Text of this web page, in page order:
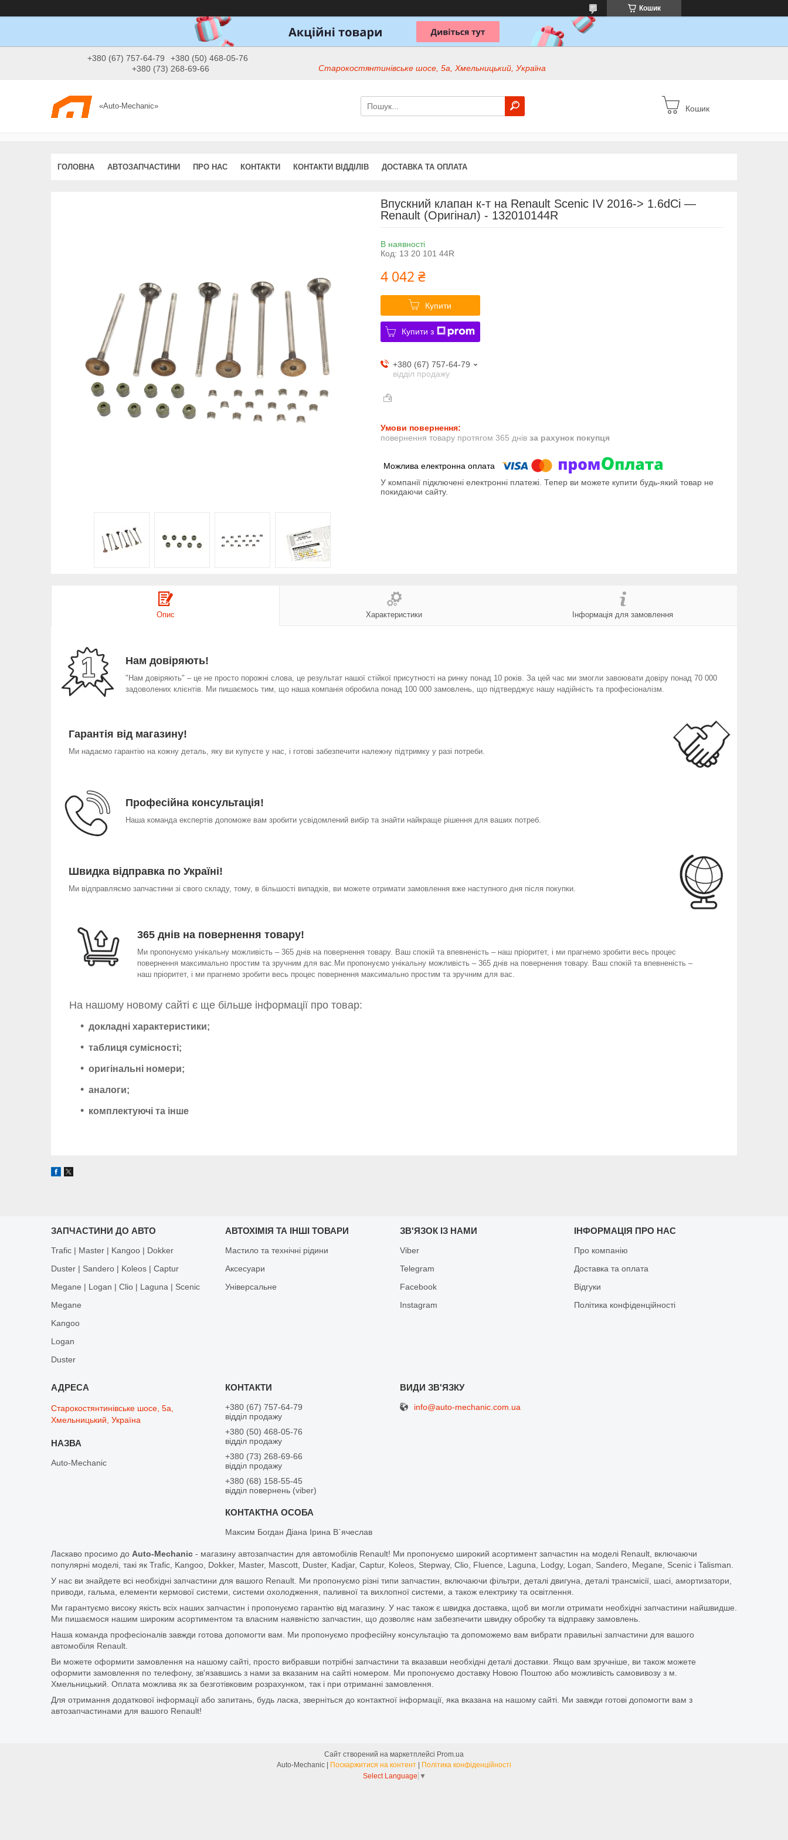
Кошик
+380 (67) 757-64-79
+380 (50) 468-05-76
+380 (73) 268-69-66
Старокостянтинівське шосе, 5а, Хмельницький, Україна
«Auto-Mechanic» Кошик
ГОЛОВНА АВТОЗАПЧАСТИНИ ПРО НАС КОНТАКТИ КОНТАКТИ ВІДДІЛІВ ДОСТАВКА ТА ОПЛАТА
Впускний клапан к-т на Renault Scenic IV 2016-> 1.6dCi —
Renault (Оригінал) - 132010144R
В наявності
Код: 13 20 101 44R
4 042 ₴
Купити
Купити з
+380 (67) 757-64-79
відділ продажу
повернення товару протягом 365 днів за рахунок покупця
У компанії підключені електронні платежі. Тепер ви можете купити будь-який товар не
покидаючи сайту.
Опис Характеристики Інформація для замовлення
Нам довіряють!
"Нам довіряють" – це не просто порожні слова, це результат нашої стійкої присутності на ринку понад 10 років. За цей час ми змогли завоювати довіру понад 70 000
задоволених клієнтів. Ми пишаємось тим, що наша компанія обробила понад 100 000 замовлень, що підтверджує нашу надійність та професіоналізм.
Гарантія від магазину!
Ми надаємо гарантію на кожну деталь, яку ви купуєте у нас, і готові забезпечити належну підтримку у разі потреби.
Професійна консультація!
Наша команда експертів допоможе вам зробити усвідомлений вибір та знайти найкраще рішення для ваших потреб.
Швидка відправка по Україні!
Ми відправляємо запчастини зі свого складу, тому, в більшості випадків, ви можете отримати замовлення вже наступного дня після покупки.
365 днів на повернення товару!
Ми пропонуємо унікальну можливість – 365 днів на повернення товару. Ваш спокій та впевненість – наш пріоритет, і ми прагнемо зробити весь процес
повернення максимально простим та зручним для вас.Ми пропонуємо унікальну можливість – 365 днів на повернення товару. Ваш спокій та впевненість –
наш пріоритет, і ми прагнемо зробити весь процес повернення максимально простим та зручним для вас.
На нашому новому сайті є ще більше інформації про товар:
докладні характеристики;
таблиця сумісності;
оригінальні номери;
аналоги;
комплектуючі та інше
ЗАПЧАСТИНИ ДО АВТО
Trafic | Master | Kangoo | Dokker
Duster | Sandero | Koleos | Captur
Megane | Logan | Clio | Laguna | Scenic
Megane
Kangoo
Logan
Duster
АВТОХІМІЯ ТА ІНШІ ТОВАРИ
Мастило та технічні рідини
Аксесуари
Універсальне
ЗВ'ЯЗОК ІЗ НАМИ
Viber
Telegram
Facebook
Іnstagram
ІНФОРМАЦІЯ ПРО НАС
Про компанію
Доставка та оплата
Відгуки
Політика конфіденційності
Старокостянтинівське шосе, 5а,
Хмельницький, Україна
Auto-Mechanic
+380 (67) 757-64-79
відділ продажу
+380 (50) 468-05-76
відділ продажу
+380 (73) 268-69-66
відділ продажу
+380 (68) 158-55-45
відділ повернень (viber)
Максим Богдан Діана Ірина В`ячеслав
info@auto-mechanic.com.ua
Ласкаво просимо до Auto-Mechanic - магазину автозапчастин для автомобілів Renault! Ми пропонуємо широкий асортимент запчастин на моделі Renault, включаючи
популярні моделі, такі як Trafic, Kangoo, Dokker, Master, Mascott, Duster, Kadjar, Captur, Koleos, Stepway, Clio, Fluence, Laguna, Lodgy, Logan, Sandero, Megane, Scenic і Talisman.
У нас ви знайдете всі необхідні запчастини для вашого Renault. Ми пропонуємо різні типи запчастин, включаючи фільтри, деталі двигуна, деталі трансмісії, шасі, амортизатори,
приводи, гальма, елементи кермової системи, системи охолодження, паливної та вихлопної системи, а також електрику та освітлення.
Ми гарантуємо високу якість всіх наших запчастин і пропонуємо гарантію від магазину. У нас також є швидка доставка, щоб ви могли отримати необхідні запчастини найшвидше.
Ми пишаємося нашим широким асортиментом та власним наявністю запчастин, що дозволяє нам забезпечити швидку обробку та відправку замовлень.
Наша команда професіоналів завжди готова допомогти вам. Ми пропонуємо професійну консультацію та допоможемо вам вибрати правильні запчастини для вашого
автомобіля Renault.
Ви можете оформити замовлення на нашому сайті, просто вибравши потрібні запчастини та вказавши необхідні деталі доставки. Якщо вам зручніше, ви також можете
оформити замовлення по телефону, зв'язавшись з нами за вказаним на сайті номером. Ми пропонуємо доставку Новою Поштою або можливість самовивозу з м.
Хмельницький. Оплата можлива як за безготівковим розрахунком, так і при отриманні замовлення.
Для отримання додаткової інформації або запитань, будь ласка, зверніться до контактної інформації, яка вказана на нашому сайті. Ми завжди готові допомогти вам з
автозапчастинами для вашого Renault!
Сайт створений на маркетплейсі Prom.ua
Поскаржитися на контент
Політика конфіденційності
Select Language ▼